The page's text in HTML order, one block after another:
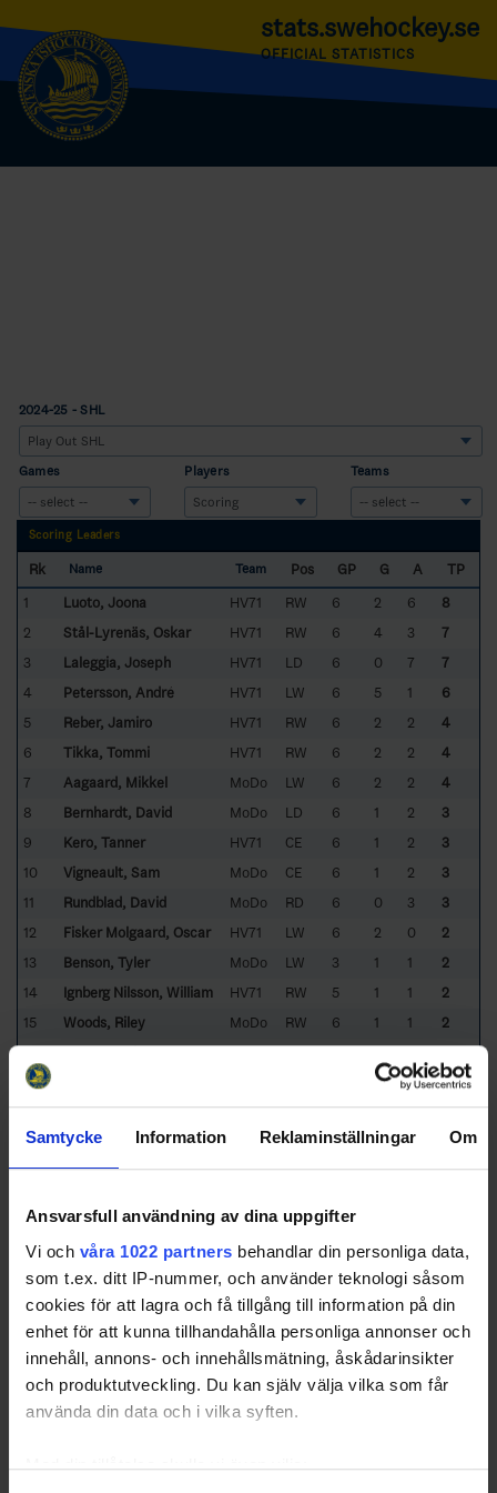
Samtycke Information Reklaminställningar Om
Ansvarsfull användning av dina uppgifter
Vi och våra 1022 partners behandlar din personliga data,
som t.ex. ditt IP-nummer, och använder teknologi såsom
cookies för att lagra och få tillgång till information på din
enhet för att kunna tillhandahålla personliga annonser och
innehåll, annons- och innehållsmätning, åskådarinsikter
och produktutveckling. Du kan själv välja vilka som får
använda din data och i vilka syften.
Med din tillåtelse skulle vi även vilja:
stats.swehockey.se
OFFICIAL STATISTICS
2024-25 - SHL
Games Players Teams
Scoring Leaders
Rk Name Team Pos GP G A
TP
1
Luoto, Joona HV71 RW 6 2 6
8
2
Stål-Lyrenäs, Oskar HV71 RW 6 4 3
7
3
Laleggia, Joseph HV71 LD 6 0 7
7
4
Petersson, André HV71 LW 6 5 1
6
5
Reber, Jamiro HV71 RW 6 2 2
4
6
Tikka, Tommi HV71 RW 6 2 2
4
7
Aagaard, Mikkel MoDo LW 6 2 2
4
8
Bernhardt, David MoDo LD 6 1 2
3
9
Kero, Tanner HV71 CE 6 1 2
3
10
Vigneault, Sam MoDo CE 6 1 2
3
11
Rundblad, David MoDo RD 6 0 3
3
12
Fisker Molgaard, Oscar HV71 LW 6 2 0
2
13
Benson, Tyler MoDo LW 3 1 1
2
14
Ignberg Nilsson, William HV71 RW 5 1 1
2
15
Woods, Riley MoDo RW 6 1 1
2
16
Ang, Jonathan HV71 RW 6 1 1
2
17
1 1
2
Berglund, Victor
MoDo RD 6 1 1
2
19
Brännström, Isac HV71 RW 6 0 2
20
Olofsson, Jesper MoDo RW 6 0 2
2
23
Ranta, Sampo MoDo RW 6 1 0
1
Jasek, Lukas MoDo 6
Sorted by higherTotalPoints,Goals,Assists, lowerGamesPlayed,
enalty n M inutes and higher positive participation (
HV71
- HV 71 MoDo